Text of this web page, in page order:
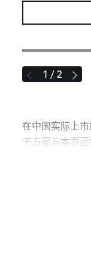
1 / 2
在中国实际上
干方面与本页